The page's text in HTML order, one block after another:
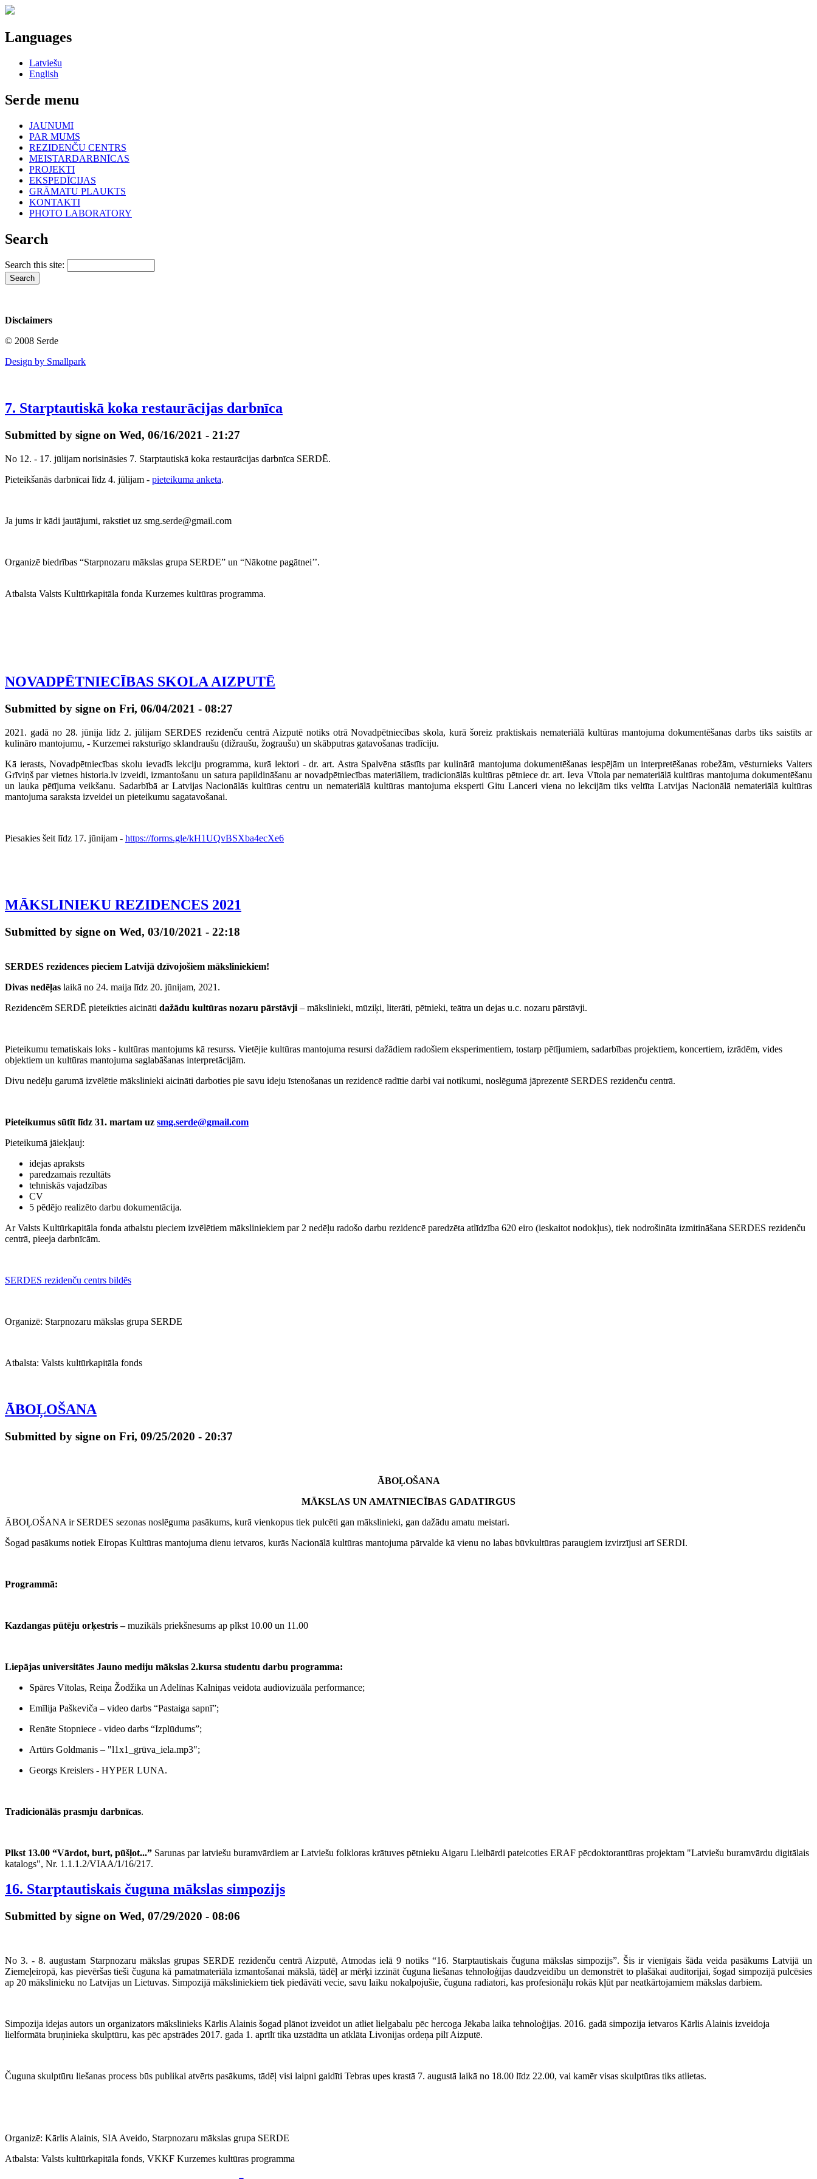
Languages
Latviešu
English
Serde menu
JAUNUMI
PAR MUMS
REZIDENČU CENTRS
MEISTARDARBNĪCAS
PROJEKTI
EKSPEDĪCIJAS
GRĀMATU PLAUKTS
KONTAKTI
PHOTO LABORATORY
Search
Search this site:
Disclaimers
© 2008 Serde
Design by Smallpark
7. Starptautiskā koka restaurācijas darbnīca
Submitted by signe on Wed, 06/16/2021 - 21:27
No 12. - 17. jūlijam norisināsies 7. Starptautiskā koka restaurācijas darbnīca SERDĒ.
Pieteikšanās darbnīcai līdz 4. jūlijam - pieteikuma anketa.
Ja jums ir kādi jautājumi, rakstiet uz smg.serde@gmail.com
Organizē biedrības “Starpnozaru mākslas grupa SERDE” un “Nākotne pagātnei’’.
Atbalsta Valsts Kultūrkapitāla fonda Kurzemes kultūras programma.
NOVADPĒTNIECĪBAS SKOLA AIZPUTĒ
Submitted by signe on Fri, 06/04/2021 - 08:27
2021. gadā no 28. jūnija līdz 2. jūlijam SERDES rezidenču centrā Aizputē notiksotrā Novadpētniecības skola, kurā šoreiz praktiskais nemateriālā kultūras mantojuma dokumentēšanas darbs tiks saistīts ar
kulināro mantojumu, - Kurzemei raksturīgo sklandraušu (dižraušu, žograušu) un skābputras gatavošanas tradīciju.
Kā ierasts, Novadpētniecības skolu ievadīs lekciju programma, kurā lektori -dr. art. Astra Spalvēna stāstīts par kulinārā mantojuma dokumentēšanas iespējām un interpretēšanas robežām, vēsturnieks Valters
Grīviņš par vietnes historia.lv izveidi, izmantošanu un satura papildināšanu ar novadpētniecības materiāliem, tradicionālās kultūras pētniece dr. art. Ieva Vītola par nemateriālā kultūras mantojuma dokumentēšanu
un lauka pētījuma veikšanu. Sadarbībā ar Latvijas Nacionālās kultūras centru un nemateriālā kultūras mantojuma eksperti Gitu Lanceri viena no lekcijām tiks veltīta Latvijas Nacionālā nemateriālā kultūras
mantojuma saraksta izveidei un pieteikumu sagatavošanai.
Piesakies šeit līdz 17. jūnijam - https://forms.gle/kH1UQvBSXba4ecXe6
MĀKSLINIEKU REZIDENCES 2021
Submitted by signe on Wed, 03/10/2021 - 22:18
SERDES rezidences pieciem Latvijā dzīvojošiem māksliniekiem!
Divas nedēļas laikā no 24. maija līdz 20. jūnijam, 2021.
Rezidencēm SERDĒ pieteikties aicināti dažādu kultūras nozaru pārstāvji – mākslinieki, mūziķi, literāti, pētnieki, teātra un dejas u.c. nozaru pārstāvji.
Pieteikumu tematiskais loks - kultūras mantojums kā resurss. Vietējie kultūras mantojuma resursi dažādiem radošiem eksperimentiem, tostarp pētījumiem, sadarbības projektiem, koncertiem, izrādēm, vides
objektiem un kultūras mantojuma saglabāšanas interpretācijām.
Divu nedēļu garumā izvēlētie mākslinieki aicināti darboties pie savu ideju īstenošanas un rezidencē radītie darbi vai notikumi, noslēgumā jāprezentē SERDES rezidenču centrā.
Pieteikumus sūtīt līdz 31. martam uz smg.serde@gmail.com
Pieteikumā jāiekļauj:
idejas apraksts
paredzamais rezultāts
tehniskās vajadzības
CV
5 pēdējo realizēto darbu dokumentācija.
Ar Valsts Kultūrkapitāla fonda atbalstu pieciem izvēlētiem māksliniekiem par 2 nedēļu radošo darbu rezidencē paredzēta atlīdzība 620 eiro (ieskaitot nodokļus), tiek nodrošināta izmitināšana SERDES rezidenču
centrā, pieeja darbnīcām.
SERDES rezidenču centrs bildēs
Organizē: Starpnozaru mākslas grupa SERDE
Atbalsta: Valsts kultūrkapitāla fonds
ĀBOĻOŠANA
Submitted by signe on Fri, 09/25/2020 - 20:37
ĀBOĻOŠANA
MĀKSLAS UN AMATNIECĪBAS GADATIRGUS
ĀBOĻOŠANA ir SERDES sezonas noslēguma pasākums, kurā vienkopus tiek pulcēti gan mākslinieki, gan dažādu amatu meistari.
Šogad pasākums notiek Eiropas Kultūras mantojuma dienu ietvaros, kurās Nacionālā kultūras mantojuma pārvalde kā vienu no labas būvkultūras paraugiem izvirzījusi arī SERDI.
Programmā:
Kazdangas pūtēju orķestris –muzikāls priekšnesums ap plkst 10.00 un 11.00
Liepājas universitātes Jauno mediju mākslas 2.kursa studentu darbu programma:
Spāres Vītolas, Reiņa Žodžika un Adelīnas Kalniņas veidota audiovizuāla performance;
Emīlija Paškeviča – video darbs “Pastaiga sapnī”;
Renāte Stopniece - video darbs “Izplūdums”;
Artūrs Goldmanis – "l1x1_grūva_iela.mp3";
Georgs Kreislers - HYPER LUNA.
Tradicionālās prasmju darbnīcas.
Plkst 13.00 “Vārdot, burt, pūšļot...” Sarunas par latviešu buramvārdiem ar Latviešu folkloras krātuves pētnieku Aigaru Lielbārdi pateicoties ERAF pēcdoktorantūras projektam "Latviešu buramvārdu digitālais
katalogs", Nr. 1.1.1.2/VIAA/1/16/217.
16. Starptautiskais čuguna mākslas simpozijs
Submitted by signe on Wed, 07/29/2020 - 08:06
No 3. - 8. augustam Starpnozaru mākslas grupas SERDE rezidenču centrā Aizputē, Atmodas ielā 9 notiks “16. Starptautiskais čuguna mākslas simpozijs”. Šis ir vienīgais šāda veida pasākums Latvijā un
Ziemeļeiropā, kas pievēršas tieši čuguna kā pamatmateriāla izmantošanai mākslā, tādēļ ar mērķi izzināt čuguna liešanas tehnoloģijas daudzveidību un demonstrēt to plašākai auditorijai, šogad simpozijā pulcēsies
ap 20 mākslinieku no Latvijas un Lietuvas. Simpozijā māksliniekiem tiek piedāvāti vecie, savu laiku nokalpojušie, čuguna radiatori, kas profesionāļu rokās kļūt par neatkārtojamiem mākslas darbiem.
Simpozija idejas autors un organizators mākslinieks Kārlis Alainis šogad plānot izveidot un atliet lielgabalu pēc hercoga Jēkaba laika tehnoloģijas. 2016. gadā simpozija ietvaros Kārlis Alainis izveidoja
lielformāta bruņinieka skulptūru, kas pēc apstrādes 2017. gada 1. aprīlī tika uzstādīta un atklāta Livonijas ordeņa pilī Aizputē.
Čuguna skulptūru liešanas process būs publikai atvērts pasākums, tādēļ visi laipni gaidīti Tebras upes krastā 7. augustā laikā no 18.00 līdz 22.00, vai kamēr visas skulptūras tiks atlietas.
Organizē: Kārlis Alainis, SIA Aveido, Starpnozaru mākslas grupa SERDE
Atbalsta: Valsts kultūrkapitāla fonds, VKKF Kurzemes kultūras programma